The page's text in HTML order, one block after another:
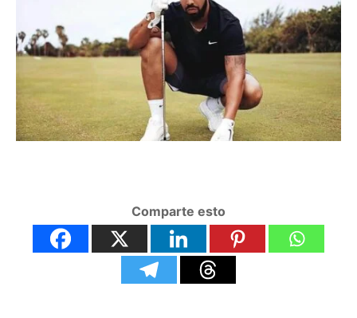
Comparte esto